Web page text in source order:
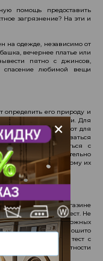
помощь предоставить
загрязнение? На эти и
на одежде, независимо от
вечернее платье или
пятно с джинсов,
любимой вещи
его природу и
чем с застарелыми. Для
средств. А вот для
будет воспользоваться
условиях бороться с
есть риск окончательно
средствами. Поэтому их
купленного в магазине
небольшой тест. Не
ткань от возможных
ткани, из которой пошито
проводите тест с
в целостности
+